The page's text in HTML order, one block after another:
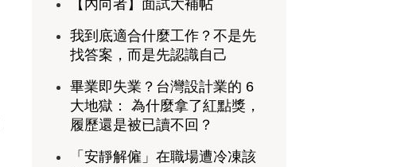
【內向者】面試大補帖
我到底適合什麼工作？不是先
找答案，而是先認識自己
畢業即失業？台灣設計業的 6
大地獄： 為什麼拿了紅點獎，
履歷還是被已讀不回？
「安靜解僱」在職場遭冷凍該